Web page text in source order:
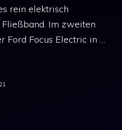
rein elektrisch
Im zweiten
Ford Focus Electric in …